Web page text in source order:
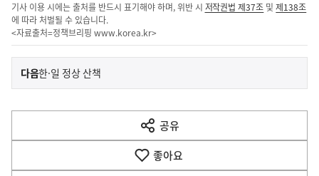
기사 이용 시에는 출처를 반드시 표기해야 하며, 위반 시 저작권법 제37조 및제138조
에 따라 처벌될 수 있습니다.
<자료출처=정책브리핑 www.korea.kr>
이
전
다
음
다음기
사
한·일 정상 산책
공유
열
기
좋아요